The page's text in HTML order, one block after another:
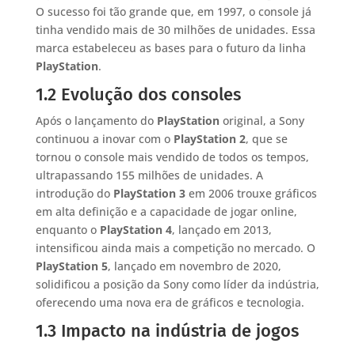
O sucesso foi tão grande que, em 1997, o console já
tinha vendido mais de 30 milhões de unidades. Essa
marca estabeleceu as bases para o futuro da linha
PlayStation.
1.2 Evolução dos consoles
Após o lançamento do PlayStationoriginal, a Sony
continuou a inovar com o PlayStation 2, que se
tornou o console mais vendido de todos os tempos,
ultrapassando 155 milhões de unidades. A
introdução do PlayStation 3em 2006 trouxe gráficos
em alta definição e a capacidade de jogar online,
enquanto o PlayStation 4, lançado em 2013,
intensificou ainda mais a competição no mercado. O
PlayStation 5, lançado em novembro de 2020,
solidificou a posição da Sony como líder da indústria,
oferecendo uma nova era de gráficos e tecnologia.
1.3 Impacto na indústria de jogos